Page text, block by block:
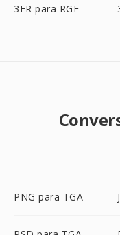
3FR para RGF
PNG para TGA